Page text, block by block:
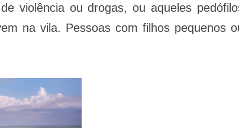
violência ou drogas, ou aqueles
na vila. Pessoas com filhos pequenos